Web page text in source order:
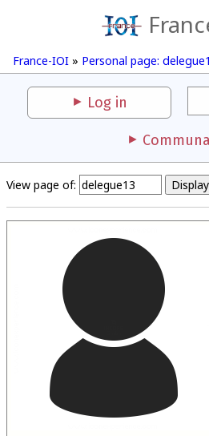
France-IOI » Personal page:
Log in
View page of: